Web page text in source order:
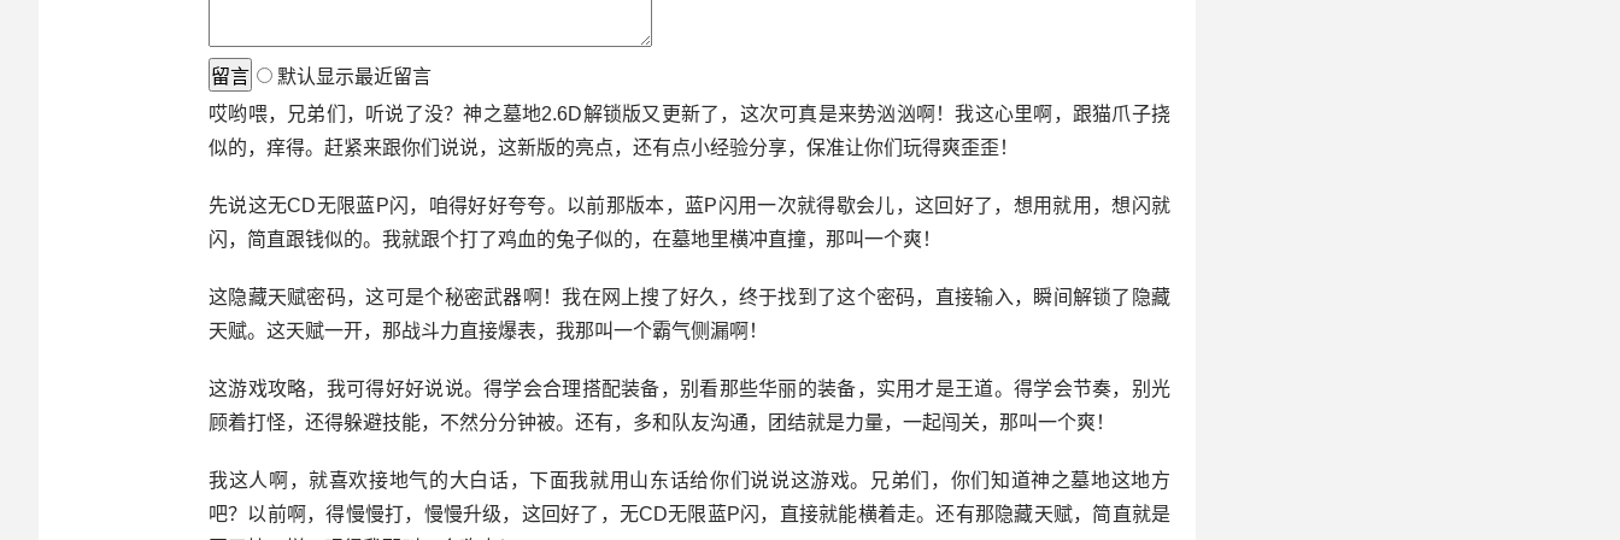
默认显示最近留言
哎哟喂，兄弟们，听说了没？神之墓地2.6D解锁版又更新了，这次可真是来势汹汹啊！我这心里啊，跟猫爪子挠
似的，痒得。赶紧来跟你们说说，这新版的亮点，还有点小经验分享，保准让你们玩得爽歪歪！
先说这无CD无限蓝P闪，咱得好好夸夸。以前那版本，蓝P闪用一次就得歇会儿，这回好了，想用就用，想闪就
闪，简直跟钱似的。我就跟个打了鸡血的兔子似的，在墓地里横冲直撞，那叫一个爽！
这隐藏天赋密码，这可是个秘密武器啊！我在网上搜了好久，终于找到了这个密码，直接输入，瞬间解锁了隐藏
天赋。这天赋一开，那战斗力直接爆表，我那叫一个霸气侧漏啊！
这游戏攻略，我可得好好说说。得学会合理搭配装备，别看那些华丽的装备，实用才是王道。得学会节奏，别光
顾着打怪，还得躲避技能，不然分分钟被。还有，多和队友沟通，团结就是力量，一起闯关，那叫一个爽！
我这人啊，就喜欢接地气的大白话，下面我就用山东话给你们说说这游戏。兄弟们，你们知道神之墓地这地方
吧？以前啊，得慢慢打，慢慢升级，这回好了，无CD无限蓝P闪，直接就能横着走。还有那隐藏天赋，简直就是